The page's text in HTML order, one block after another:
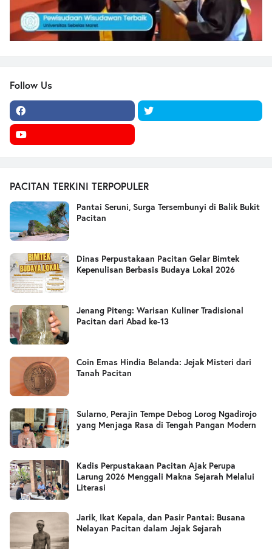
Follow Us
PACITAN TERKINI TERPOPULER
Pantai Seruni, Surga Tersembunyi di Balik Bukit
Pacitan
Dinas Perpustakaan Pacitan Gelar Bimtek
Kepenulisan Berbasis Budaya Lokal 2026
Jenang Piteng: Warisan Kuliner Tradisional
Pacitan dari Abad ke-13
Coin Emas Hindia Belanda: Jejak Misteri dari
Tanah Pacitan
Sularno, Perajin Tempe Debog Lorog Ngadirojo
yang Menjaga Rasa di Tengah Pangan Modern
Kadis Perpustakaan Pacitan Ajak Perupa
Larung 2026 Menggali Makna Sejarah Melalui
Literasi
Jarik, Ikat Kepala, dan Pasir Pantai: Busana
Nelayan Pacitan dalam Jejak Sejarah